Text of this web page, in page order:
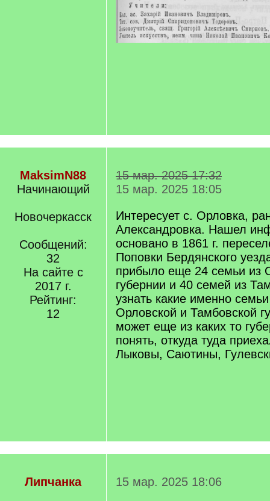
MaksimN88
Начинающий
Новочеркасск
Сообщений:
32
На сайте с
2017 г.
Рейтинг:
12
15 мар. 2025 17:32
15 мар. 2025 18:05
Интересует с. Орловка,
Александровка. Нашел
основано в 1861 г.
Поповки Бердянского
прибыло еще 24 семьи из
губернии и 40 семей из
узнать какие именно
Орловской и Тамбовской
может еще из каких то
понять, откуда туда
Лыковы, Саютины,
Липчанка
15 мар. 2025 18:06